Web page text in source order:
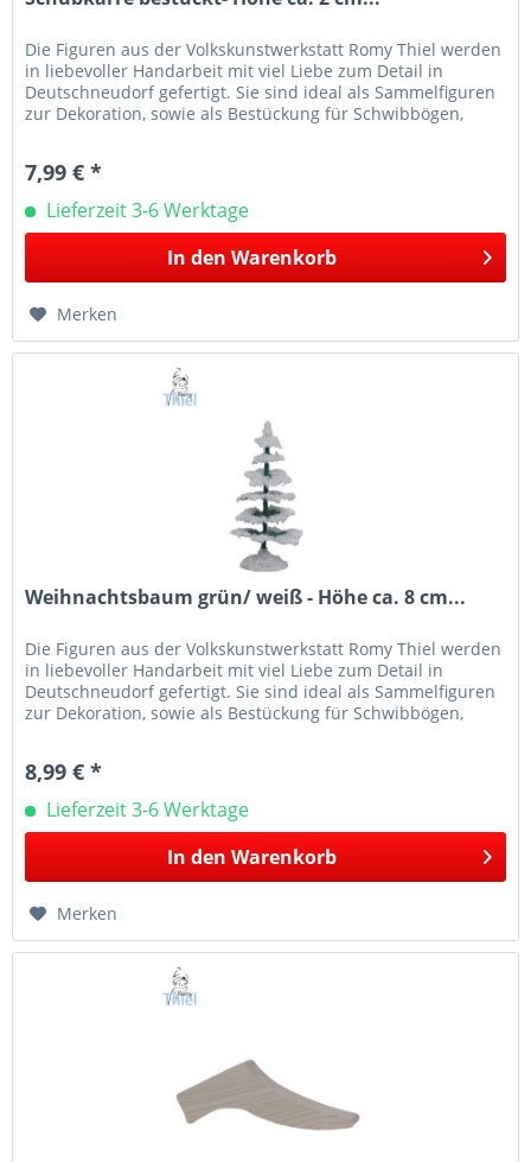
Die Figuren aus der Volkskunstwerkstatt Romy Thiel werden
in liebevoller Handarbeit mit viel Liebe zum Detail in
Deutschneudorf gefertigt. Sie sind ideal als Sammelfiguren
zur Dekoration, sowie als Bestückung für Schwibbögen,
7,99 € *
Lieferzeit 3-6 Werktage
In den Warenkorb
Merken
Weihnachtsbaum grün/ weiß - Höhe ca. 8 cm...
Die Figuren aus der Volkskunstwerkstatt Romy Thiel werden
in liebevoller Handarbeit mit viel Liebe zum Detail in
Deutschneudorf gefertigt. Sie sind ideal als Sammelfiguren
zur Dekoration, sowie als Bestückung für Schwibbögen,
8,99 € *
Lieferzeit 3-6 Werktage
In den Warenkorb
Merken